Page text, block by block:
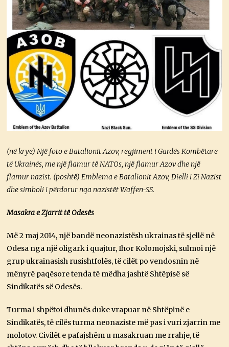
(në krye) Një foto e Batalionit Azov, regjiment i Gardës Kombëtare
të Ukrainës, me një flamur të NATOs, një flamur Azov dhe një
flamur nazist. (poshtë) Emblema e Batalionit Azov, Dielli i Zi Nazist
dhe simboli i përdorur nga nazistët Waffen-SS.
Masakra e Zjarrit të Odesës
Më 2 maj 2014, një bandë neonazistësh ukrainas të sjellë në
Odesa nga një oligark i quajtur, Ihor Kolomojski, sulmoi një
grup ukrainasish rusishtfolës, të cilët po vendosnin në
mënyrë paqësore tenda të mëdha jashtë Shtëpisë së
Sindikatës së Odesës.
Turma i shpëtoi dhunës duke vrapuar në Shtëpinë e
Sindikatës, të cilës turma neonaziste më pas i vuri zjarrin me
molotov. Civilët e pafajshëm u masakruan me rrahje, të